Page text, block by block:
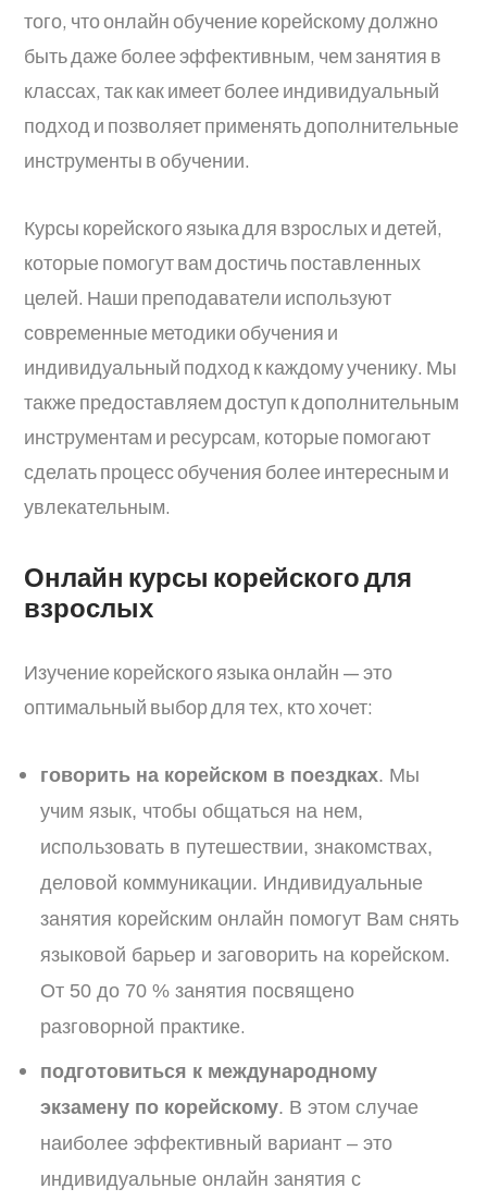
того, что онлайн обучение корейскому должно
быть даже более эффективным, чем занятия в
классах, так как имеет более индивидуальный
подход и позволяет применять дополнительные
инструменты в обучении.
Курсы корейского языка для взрослых и детей,
которые помогут вам достичь поставленных
целей. Наши преподаватели используют
современные методики обучения и
индивидуальный подход к каждому ученику. Мы
также предоставляем доступ к дополнительным
инструментам и ресурсам, которые помогают
сделать процесс обучения более интересным и
увлекательным.
Онлайн курсы корейского для
взрослых
Изучение корейского языка онлайн — это
оптимальный выбор для тех, кто хочет:
говорить на корейском в поездках. Мы
учим язык, чтобы общаться на нем,
использовать в путешествии, знакомствах,
деловой коммуникации. Индивидуальные
занятия корейским онлайн помогут Вам снять
языковой барьер и заговорить на корейском.
От 50 до 70 % занятия посвящено
разговорной практике.
подготовиться к международному
экзамену по корейскому. В этом случае
наиболее эффективный вариант – это
индивидуальные онлайн занятия с